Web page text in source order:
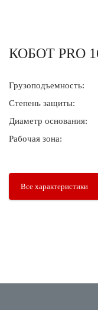
КОБОТ PRO
Грузоподъемность:
Степень защиты:
Диаметр основания:
Рабочая зона:
Все характеристики